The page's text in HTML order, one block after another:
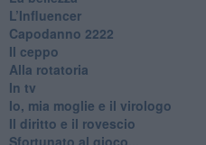
L’Influencer
​Capodanno 2222
Il ceppo
Alla rotatoria
In tv
Io, mia moglie e il virologo
Il diritto e il rovescio
Sfortunato al gioco...